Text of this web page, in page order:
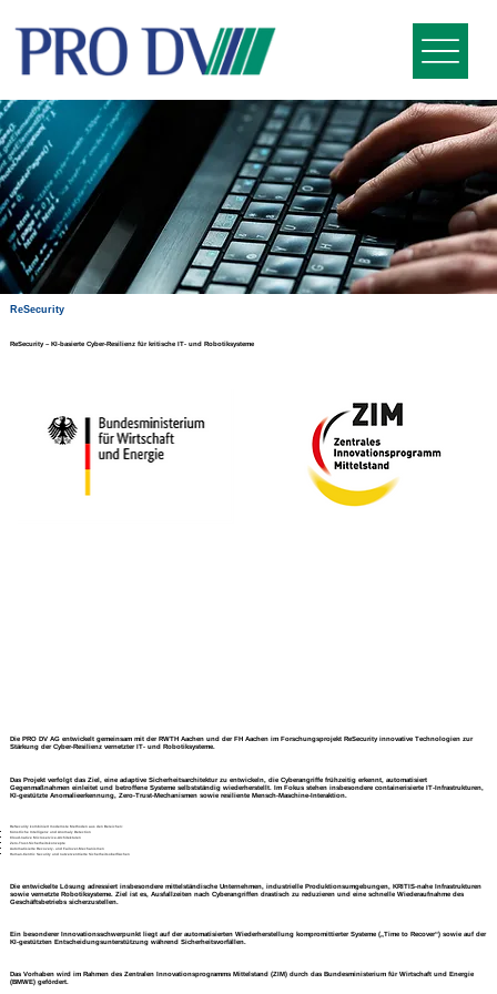
ReSecurity
ReSecurity – KI-basierte Cyber-Resilienz für kritische IT- und Robotiksysteme
Die PRO DV AG entwickelt gemeinsam mit der RWTH Aachen und der FH Aachen im Forschungsprojekt ReSecurityinnovative Technologien zur
Stärkung der Cyber-Resilienz vernetzter IT- und Robotiksysteme.
Das Projekt verfolgt das Ziel, eine adaptive Sicherheitsarchitektur zu entwickeln, die Cyberangriffe frühzeitig erkennt, automatisiert
Gegenmaßnahmen einleitet und betroffene Systeme selbstständig wiederherstellt. Im Fokus stehen insbesondere containerisierte IT-Infrastrukturen,
KI-gestützte Anomalieerkennung, Zero-Trust-Mechanismen sowie resiliente Mensch-Maschine-Interaktion.
ReSecurity kombiniert modernste Methoden aus den Bereichen:
Künstliche Intelligenz und Anomaly Detection
Cloud-native Microservice-Architekturen
Zero-Trust-Sicherheitskonzepte
Automatisierte Recovery- und Failover-Mechanismen
Human-Centric Security und nutzerzentrierte Sicherheitsoberflächen
Die entwickelte Lösung adressiert insbesondere mittelständische Unternehmen, industrielle Produktionsumgebungen, KRITIS-nahe Infrastrukturen
sowie vernetzte Robotiksysteme. Ziel ist es, Ausfallzeiten nach Cyberangriffen drastisch zu reduzieren und eine schnelle Wiederaufnahme des
Geschäftsbetriebs sicherzustellen.
Ein besonderer Innovationsschwerpunkt liegt auf der automatisierten Wiederherstellung kompromittierter Systeme („Time to Recover“) sowie auf der
KI-gestützten Entscheidungsunterstützung während Sicherheitsvorfällen.
Das Vorhaben wird im Rahmen des Zentralen Innovationsprogramms Mittelstand (ZIM)durch das Bundesministerium für Wirtschaft und Energie
(BMWE) gefördert.